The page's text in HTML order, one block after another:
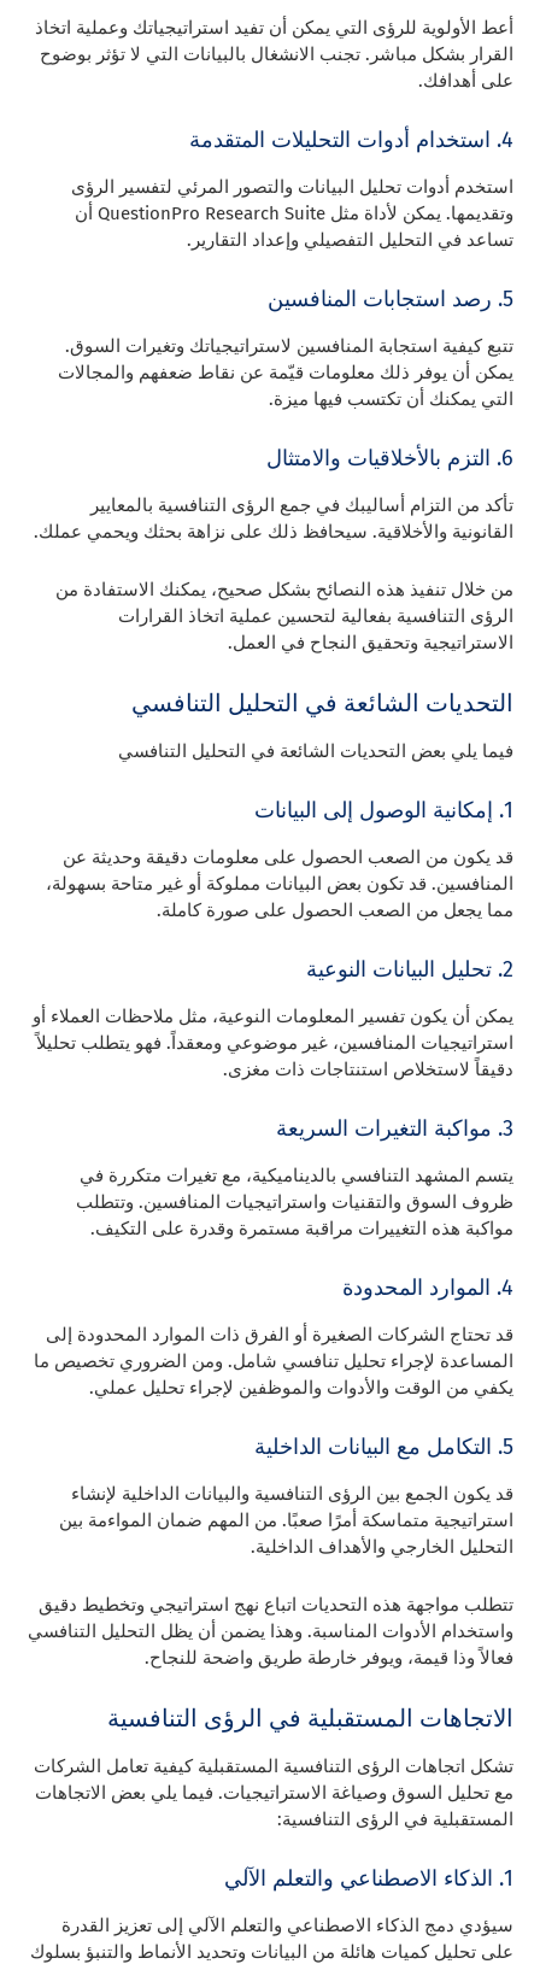
أعط الأولوية للرؤى التي يمكن أن تفيد استراتيجياتك وعملية اتخاذ
القرار بشكل مباشر. تجنب الانشغال بالبيانات التي لا تؤثر بوضوح
على أهدافك.
4. استخدام أدوات التحليلات المتقدمة
استخدم أدوات تحليل البيانات والتصور المرئي لتفسير الرؤى
وتقديمها. يمكن لأداة مثل QuestionPro Research Suite أن
تساعد في التحليل التفصيلي وإعداد التقارير.
5. رصد استجابات المنافسين
تتبع كيفية استجابة المنافسين لاستراتيجياتك وتغيرات السوق.
يمكن أن يوفر ذلك معلومات قيّمة عن نقاط ضعفهم والمجالات
التي يمكنك أن تكتسب فيها ميزة.
6. التزم بالأخلاقيات والامتثال
تأكد من التزام أساليبك في جمع الرؤى التنافسية بالمعايير
القانونية والأخلاقية. سيحافظ ذلك على نزاهة بحثك ويحمي عملك.
من خلال تنفيذ هذه النصائح بشكل صحيح، يمكنك الاستفادة من
الرؤى التنافسية بفعالية لتحسين عملية اتخاذ القرارات
الاستراتيجية وتحقيق النجاح في العمل.
التحديات الشائعة في التحليل التنافسي
فيما يلي بعض التحديات الشائعة في التحليل التنافسي
1. إمكانية الوصول إلى البيانات
قد يكون من الصعب الحصول على معلومات دقيقة وحديثة عن
المنافسين. قد تكون بعض البيانات مملوكة أو غير متاحة بسهولة،
مما يجعل من الصعب الحصول على صورة كاملة.
2. تحليل البيانات النوعية
يمكن أن يكون تفسير المعلومات النوعية، مثل ملاحظات العملاء أو
استراتيجيات المنافسين، غير موضوعي ومعقداً. فهو يتطلب تحليلاً
دقيقاً لاستخلاص استنتاجات ذات مغزى.
3. مواكبة التغيرات السريعة
يتسم المشهد التنافسي بالديناميكية، مع تغيرات متكررة في
ظروف السوق والتقنيات واستراتيجيات المنافسين. وتتطلب
مواكبة هذه التغييرات مراقبة مستمرة وقدرة على التكيف.
4. الموارد المحدودة
قد تحتاج الشركات الصغيرة أو الفرق ذات الموارد المحدودة إلى
المساعدة لإجراء تحليل تنافسي شامل. ومن الضروري تخصيص ما
يكفي من الوقت والأدوات والموظفين لإجراء تحليل عملي.
5. التكامل مع البيانات الداخلية
قد يكون الجمع بين الرؤى التنافسية والبيانات الداخلية لإنشاء
استراتيجية متماسكة أمرًا صعبًا. من المهم ضمان المواءمة بين
التحليل الخارجي والأهداف الداخلية.
تتطلب مواجهة هذه التحديات اتباع نهج استراتيجي وتخطيط دقيق
واستخدام الأدوات المناسبة. وهذا يضمن أن يظل التحليل التنافسي
فعالاً وذا قيمة، ويوفر خارطة طريق واضحة للنجاح.
الاتجاهات المستقبلية في الرؤى التنافسية
تشكل اتجاهات الرؤى التنافسية المستقبلية كيفية تعامل الشركات
مع تحليل السوق وصياغة الاستراتيجيات. فيما يلي بعض الاتجاهات
المستقبلية في الرؤى التنافسية:
1. الذكاء الاصطناعي والتعلم الآلي
سيؤدي دمج الذكاء الاصطناعي والتعلم الآلي إلى تعزيز القدرة
على تحليل كميات هائلة من البيانات وتحديد الأنماط والتنبؤ بسلوك